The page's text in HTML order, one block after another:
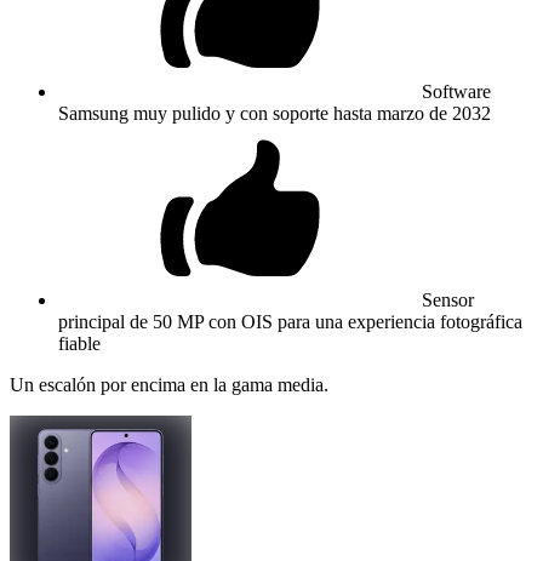
Software
Samsung muy pulido y con soporte hasta marzo de 2032
Sensor
principal de 50 MP con OIS para una experiencia fotográfica
fiable
Un escalón por encima en la gama media.